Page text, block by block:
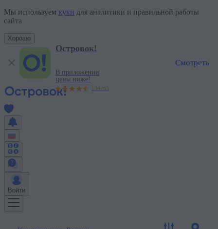
Мы используем куки для аналитики и правильной работы
сайта
Хорошо
Островок!
В приложении
цены ниже!
Смотреть
Войти